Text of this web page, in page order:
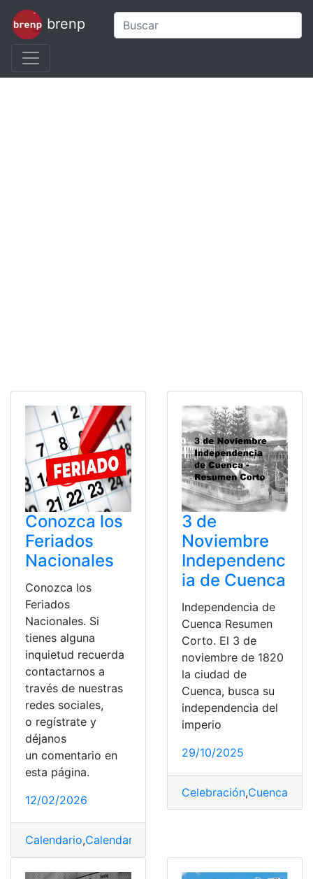
brenp
Conozca los
Feriados
Nacionales
Conozca los
Feriados
Nacionales. Si
tienes alguna
inquietud recuerda
contactarnos a
través de nuestras
redes sociales,
o regístrate y
déjanos
un comentario en
esta página.
12/02/2026
Calendario,Calendario de eventos
3 de
Noviembre
Independenc
ia de Cuenca
Independencia de
Cuenca Resumen
Corto. El 3 de
noviembre de 1820
la ciudad de
Cuenca, busca su
independencia del
imperio
29/10/2025
Celebración,Cuenca